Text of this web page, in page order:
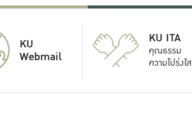
KU
Webmail
KU ITA
คุณธรรม
ความโปร่งใส